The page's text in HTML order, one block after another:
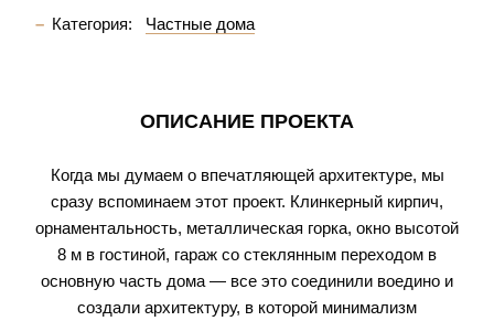
Категория:
Частные дома
ОПИСАНИЕ ПРОЕКТА
Когда мы думаем о впечатляющей архитектуре, мы
сразу вспоминаем этот проект. Клинкерный кирпич,
орнаментальность, металлическая горка, окно высотой
8 м в гостиной, гараж со стеклянным переходом в
основную часть дома — все это соединили воедино и
создали архитектуру, в которой минимализм